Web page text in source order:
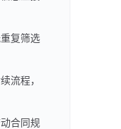
复筛选
流程，
合同规